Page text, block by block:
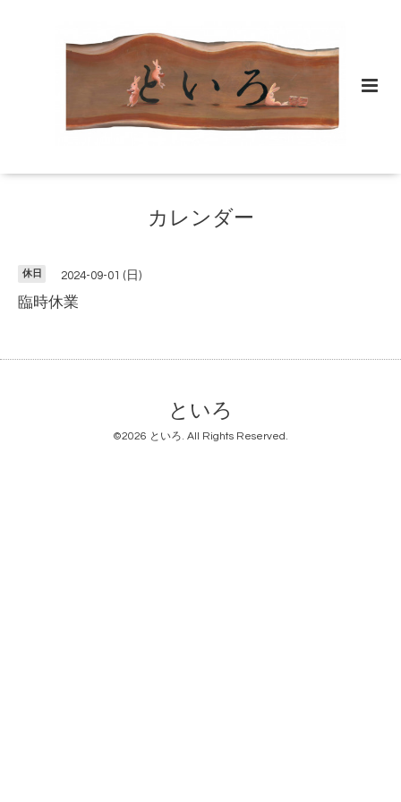
カレンダー
休日 2024-09-01 (日)
臨時休業
といろ
©2026 といろ. All Rights Reserved.